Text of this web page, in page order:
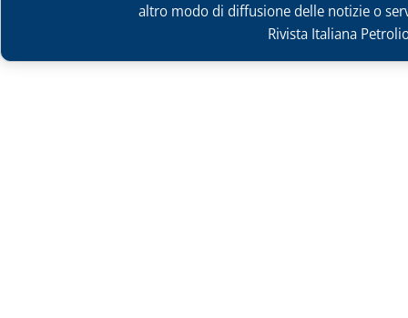
altro modo di diffusione delle notizie o
Rivista Italiana